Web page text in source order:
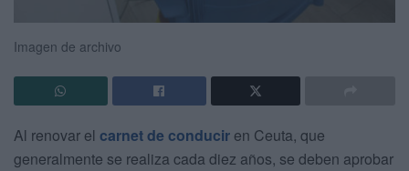
Imagen de archivo
Al renovar el carnet de conducir en Ceuta, que
generalmente se realiza cada diez años, se deben aprobar